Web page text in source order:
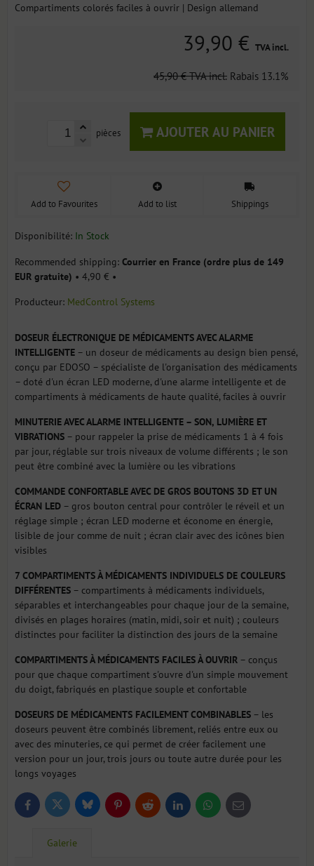
Compartiments colorés faciles à ouvrir | Design allemand
39,90 € TVA incl.
45,90 € TVA incl. Rabais 13.1%
pièces AJOUTER AU PANIER
Add to Favourites Add to list Shippings
Disponibilité: In Stock
Courrier en France (ordre plus de 149
EUR gratuite) • 4,90 € •
Producteur: MedControl Systems
DOSEUR ÉLECTRONIQUE DE MÉDICAMENTS AVEC ALARME
INTELLIGENTE – un doseur de médicaments au design bien pensé,
conçu par EDOSO – spécialiste de l'organisation des médicaments
– doté d'un écran LED moderne, d'une alarme intelligente et de
compartiments à médicaments de haute qualité, faciles à ouvrir
MINUTERIE AVEC ALARME INTELLIGENTE – SON, LUMIÈRE ET
VIBRATIONS – pour rappeler la prise de médicaments 1 à 4 fois
par jour, réglable sur trois niveaux de volume différents ; le son
peut être combiné avec la lumière ou les vibrations
COMMANDE CONFORTABLE AVEC DE GROS BOUTONS 3D ET UN
ÉCRAN LED – gros bouton central pour contrôler le réveil et un
réglage simple ; écran LED moderne et économe en énergie,
lisible de jour comme de nuit ; écran clair avec des icônes bien
visibles
7 COMPARTIMENTS À MÉDICAMENTS INDIVIDUELS DE COULEURS
DIFFÉRENTES – compartiments à médicaments individuels,
séparables et interchangeables pour chaque jour de la semaine,
divisés en plages horaires (matin, midi, soir et nuit) ; couleurs
distinctes pour faciliter la distinction des jours de la semaine
COMPARTIMENTS À MÉDICAMENTS FACILES À OUVRIR – conçus
pour que chaque compartiment s'ouvre d'un simple mouvement
du doigt, fabriqués en plastique souple et confortable
DOSEURS DE MÉDICAMENTS FACILEMENT COMBINABLES – les
doseurs peuvent être combinés librement, reliés entre eux ou
avec des minuteries, ce qui permet de créer facilement une
version pour un jour, trois jours ou toute autre durée pour les
longs voyages
FacebookTwitter BlueskyPinterestReddit LinkedInWhatsApp
E-
mail
Galerie